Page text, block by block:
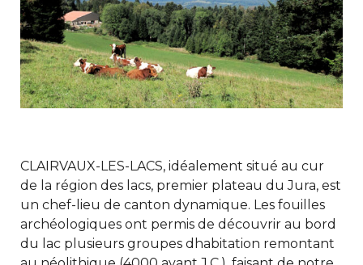
CLAIRVAUX-LES-LACS, idéalement situé au cur
de la région des lacs, premier plateau du Jura, est
un chef-lieu de canton dynamique. Les fouilles
archéologiques ont permis de découvrir au bord
du lac plusieurs groupes dhabitation remontant